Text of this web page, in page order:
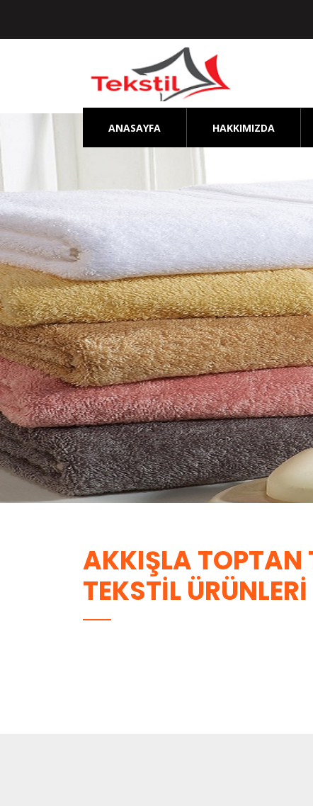
ANASAYFA HAKKIMIZDA
AKKIŞLA TOPTAN
TEKSTIL ÜRÜNLERI